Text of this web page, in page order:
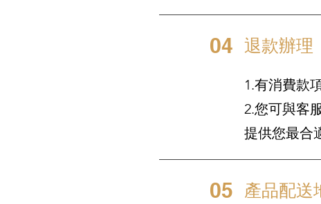
04 退款辦理
1.有消費款
2.您可與客
提供您最合
05 產品配送